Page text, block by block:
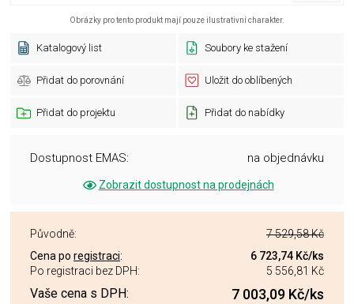
Obrázky pro tento produkt mají pouze ilustrativní charakter.
Katalogový list Soubory ke stažení
Přidat do porovnání Uložit do oblíbených
Přidat do projektu Přidat do nabídky
Dostupnost EMAS: na objednávku
Zobrazit dostupnost na prodejnách
Původně:
7 529,58 Kč
Cena po registraci: 6 723,74 Kč/ks
Po registraci bez DPH:
5 556,81 Kč
Vaše cena s DPH: 7 003,09 Kč/ks